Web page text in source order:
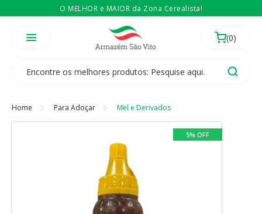
O MELHOR e MAIOR da Zona Cerealista!
Temos 3 lojas físicas na Zona Cerealista de São Paulo!
É revendedor? EntãoCompre no atacado
Home Para Adoçar Mel e Derivados
5% OFF